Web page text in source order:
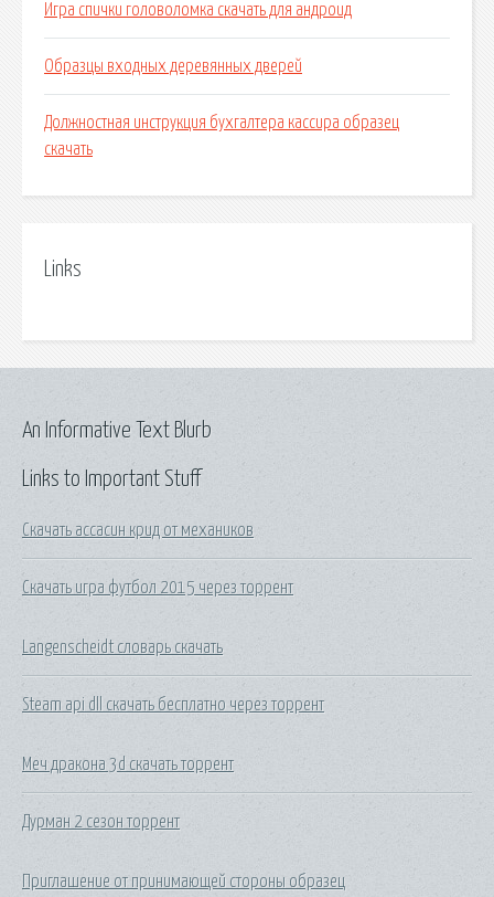
Игра спички головоломка скачать для андроид
Образцы входных деревянных дверей
Должностная инструкция бухгалтера кассира образец
скачать
Links
Links to Important Stuff
Скачать ассасин крид от механиков
Скачать игра футбол 2015 через торрент
Langenscheidt словарь скачать
Steam api dll скачать бесплатно через торрент
Меч дракона 3d скачать торрент
Дурман 2 сезон торрент
Приглашение от принимающей стороны образец
An Informative Text Blurb